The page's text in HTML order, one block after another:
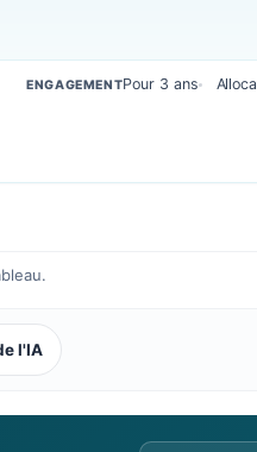
ENGAGEMENTPour 3 ans
l'IA